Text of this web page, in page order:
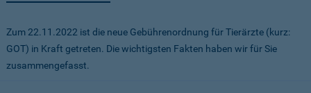
Zum 22.11.2022 ist die neue Gebührenordnung für Tierärzte (kurz:
GOT) in Kraft getreten. Die wichtigsten Fakten haben wir für Sie
zusammengefasst.